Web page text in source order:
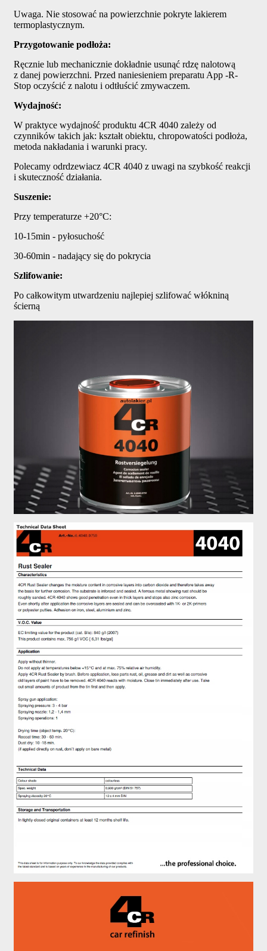
Uwaga. Nie stosować na powierzchnie pokryte lakierem
termoplastycznym.
Przygotowanie podłoża:
Ręcznie lub mechanicznie dokładnie usunąć rdzę nalotową
z danej powierzchni. Przed naniesieniem preparatu App -R-
Stop oczyścić z nalotu i odtłuścić zmywaczem.
Wydajność:
W praktyce wydajność produktu 4CR 4040 zależy od
czynników takich jak: kształt obiektu, chropowatości podłoża,
metoda nakładania i warunki pracy.
Polecamy odrdzewiacz 4CR 4040 z uwagi na szybkość reakcji
i skuteczność działania.
Suszenie:
Przy temperaturze +20°C:
10-15min - pyłosuchość
30-60min - nadający się do pokrycia
Szlifowanie:
Po całkowitym utwardzeniu najlepiej szlifować włókniną
ścierną